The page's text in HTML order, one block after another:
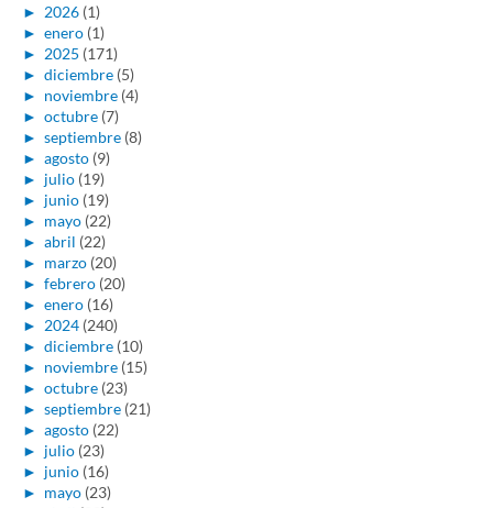
► 2026 (1)
► enero (1)
► 2025 (171)
► diciembre (5)
► noviembre (4)
► octubre (7)
► septiembre (8)
► agosto (9)
► julio (19)
► junio (19)
► mayo (22)
► abril (22)
► marzo (20)
► febrero (20)
► enero (16)
► 2024 (240)
► diciembre (10)
► noviembre (15)
► octubre (23)
► septiembre (21)
► agosto (22)
► julio (23)
► junio (16)
► mayo (23)